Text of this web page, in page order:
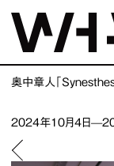
奥中章人「
2024年10月4日